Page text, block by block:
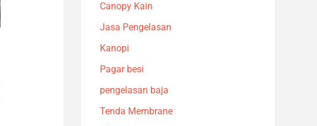
Canopy Kain
Jasa Pengelasan
Kanopi
Pagar besi
pengelasan baja
Tenda Membrane